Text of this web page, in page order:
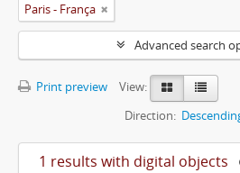
Paris - França
Advanced search
Print preview
View:
Direction:
1 results with digital objects